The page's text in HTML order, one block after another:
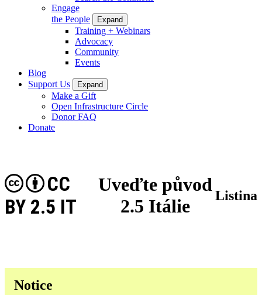
Engage
the People
Expand
Training + Webinars
Advocacy
Community
Events
Blog
Support Us
Expand
Make a Gift
Open Infrastructure Circle
Donor FAQ
Donate
Uveďte původ
2.5 Itálie
CC
BY 2.5 IT
Listina
Notice